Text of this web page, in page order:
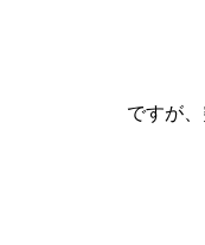
ですが